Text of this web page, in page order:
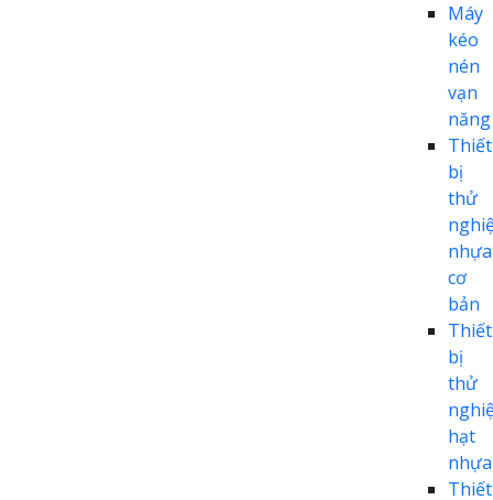
Máy
kéo
nén
vạn
năng
Thiết
bị
thử
nhựa
cơ
bản
Thiết
bị
thử
hạt
nhựa
Thiết